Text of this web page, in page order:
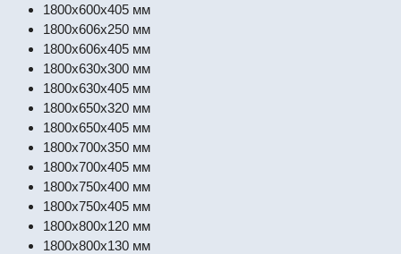
1800x600x405 мм
1800x606x250 мм
1800x606x405 мм
1800x630x300 мм
1800x630x405 мм
1800x650x320 мм
1800x650x405 мм
1800x700x350 мм
1800x700x405 мм
1800x750x400 мм
1800x750x405 мм
1800x800x120 мм
1800x800x130 мм